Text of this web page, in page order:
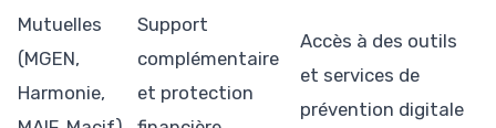
Mutuelles
(MGEN,
Harmonie,
Support
complémentaire
et protection
Accès à des outils
et services de
prévention digitale